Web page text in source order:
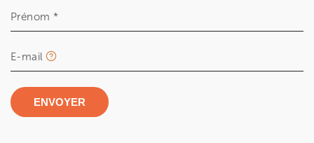
Prénom *
E-mail
ENVOYER